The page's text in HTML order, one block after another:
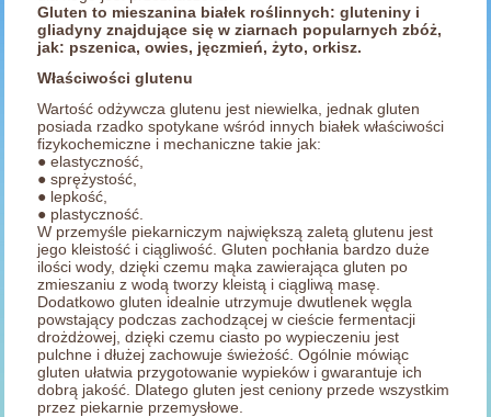
Gluten to mieszanina białek roślinnych: gluteniny i
gliadyny znajdujące się w ziarnach popularnych zbóż,
jak: pszenica, owies, jęczmień, żyto, orkisz.
Właściwości glutenu
Wartość odżywcza glutenu jest niewielka, jednak gluten
posiada rzadko spotykane wśród innych białek właściwości
fizykochemiczne i mechaniczne takie jak:
● elastyczność,
● sprężystość,
● lepkość,
● plastyczność.
W przemyśle piekarniczym największą zaletą glutenu jest
jego kleistość i ciągliwość. Gluten pochłania bardzo duże
ilości wody, dzięki czemu mąka zawierająca gluten po
zmieszaniu z wodą tworzy kleistą i ciągliwą masę.
Dodatkowo gluten idealnie utrzymuje dwutlenek węgla
powstający podczas zachodzącej w cieście fermentacji
drożdżowej, dzięki czemu ciasto po wypieczeniu jest
pulchne i dłużej zachowuje świeżość. Ogólnie mówiąc
gluten ułatwia przygotowanie wypieków i gwarantuje ich
dobrą jakość. Dlatego gluten jest ceniony przede wszystkim
przez piekarnie przemysłowe.